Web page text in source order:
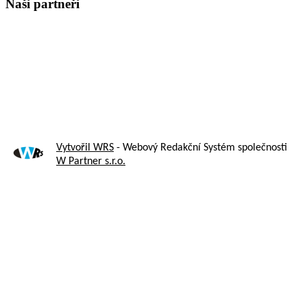
Naši partneři
Vytvořil WRS - Webový Redakční Systém společnosti
W Partner s.r.o.